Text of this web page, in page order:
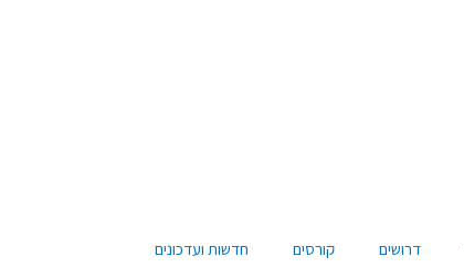
דרושים קורסים חדשות ועדכונים